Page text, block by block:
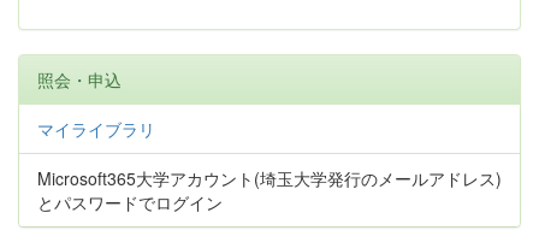
照会・申込
マイライブラリ
Microsoft365大学アカウント(埼玉大学発行のメールアドレス)
とパスワードでログイン